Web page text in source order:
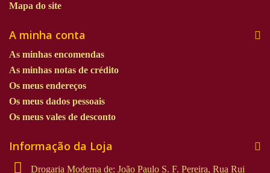
Mapa do site
A minha conta
As minhas encomendas
As minhas notas de crédito
Os meus endereços
Os meus dados pessoais
Os meus vales de desconto
Informação da Loja
Drogaria Moderna de: João Paulo S. F. Pereira, Rua Rui